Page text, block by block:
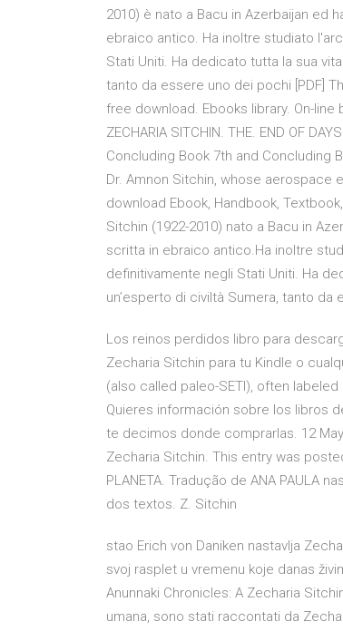
2010) è nato a Bacu in Azerbaijan ed
ebraico antico. Ha inoltre studiato
Stati Uniti. Ha dedicato tutta la sua
tanto da essere uno dei pochi [PDF]
free download. Ebooks library. On-
ZECHARIA SITCHIN. THE. END OF
Concluding Book 7th and Concluding
Dr. Amnon Sitchin, whose aerospace
download Ebook, Handbook,
Sitchin (1922-2010) nato a Bacu in
scritta in ebraico antico.Ha inoltre
definitivamente negli Stati Uniti. Ha
un’esperto di civiltà Sumera, tanto da
Los reinos perdidos libro para
Zecharia Sitchin para tu Kindle o
(also called paleo-SETI), often
Quieres información sobre los libros
te decimos donde comprarlas. 12
Zecharia Sitchin. This entry was
PLANETA. Tradução de ANA PAULA
dos textos. Z. Sitchin
stao Erich von Daniken nastavlja
svoj rasplet u vremenu koje danas
Anunnaki Chronicles: A Zecharia
umana, sono stati raccontati da